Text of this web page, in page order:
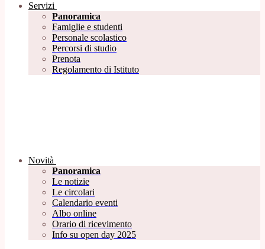
Servizi
Panoramica
Famiglie e studenti
Personale scolastico
Percorsi di studio
Prenota
Regolamento di Istituto
Novità
Panoramica
Le notizie
Le circolari
Calendario eventi
Albo online
Orario di ricevimento
Info su open day 2025